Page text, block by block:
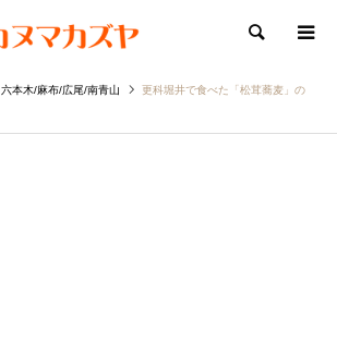
検索
六本木/麻布/広尾/南青山
更科堀井で食べた「松茸蕎麦」の